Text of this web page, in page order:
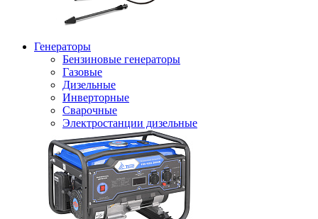
Генераторы
Бензиновые генераторы
Газовые
Дизельные
Инверторные
Сварочные
Электростанции дизельные